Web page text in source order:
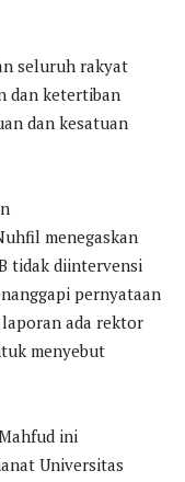
seluruh rakyat
dan ketertiban
dan kesatuan
menegaskan
tidak diintervensi
pernyataan
ada rektor
menyebut
ini
Universitas